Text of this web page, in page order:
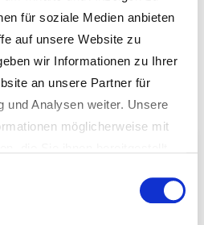
für soziale Medien anbieten
auf unsere Website zu
wir Informationen zu Ihrer
an unsere Partner für
und Analysen weiter. Unsere
möglicherweise mit